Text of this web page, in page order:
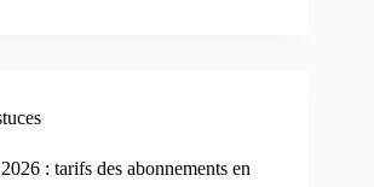
: tarifs des abonnements en